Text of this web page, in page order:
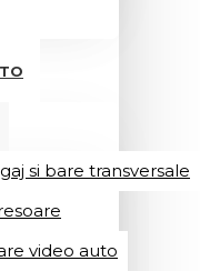
si bare transversale
video auto